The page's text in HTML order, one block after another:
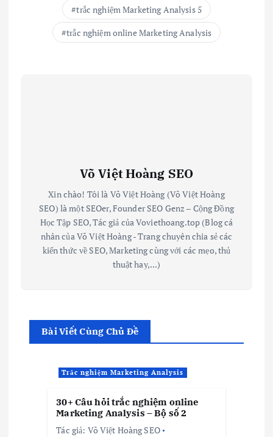
trắc nghiệm Marketing Analysis 5
trắc nghiệm online Marketing Analysis
Võ Việt Hoàng SEO
Xin chào! Tôi là Võ Việt Hoàng (Võ Việt Hoàng
SEO) là một SEOer, Founder SEO Genz – Cộng Đồng
Học Tập SEO, Tác giả của Voviethoang.top (Blog cá
nhân của Võ Việt Hoàng - Trang chuyên chia sẻ các
kiến thức về SEO, Marketing cùng với các mẹo, thủ
thuật hay,...)
Bài Viết Cùng Chủ Đề
Trắc nghiệm Marketing Analysis
30+ Câu hỏi trắc nghiệm online
Marketing Analysis – Bộ số 2
Tác giả: Võ Việt Hoàng SEO